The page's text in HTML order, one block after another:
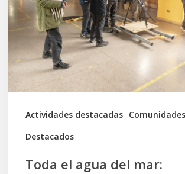
Actividades destacadas Comunidades
Destacados
mar:
largometraje
de
ficción
se
graba
Toda el agua del mar: